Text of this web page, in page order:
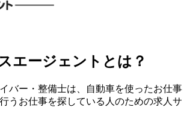
エージェントとは？
バー・整備士は、自動車を使ったお仕事
うお仕事を探している人のための求人サ